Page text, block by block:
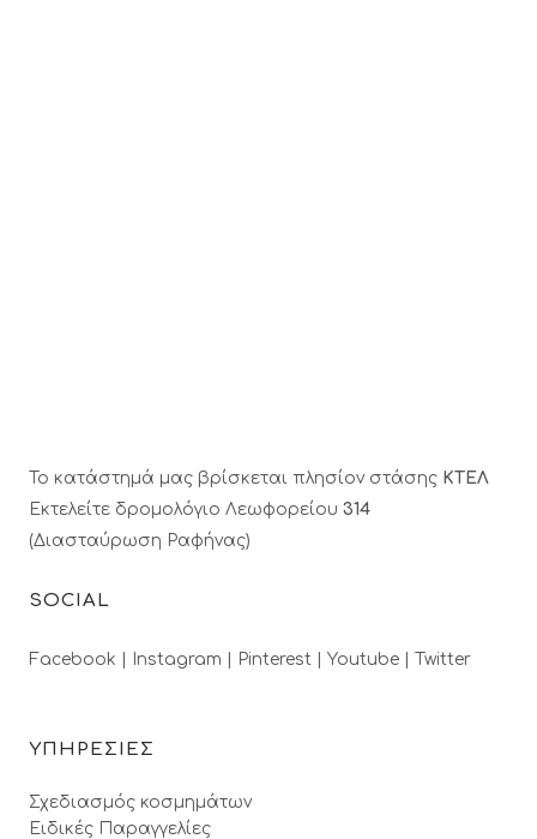
Το κατάστημά μας βρίσκεται πλησίον στάσης ΚΤΕΛ
Εκτελείτε δρομολόγιο Λεωφορείου 314
(Διασταύρωση Ραφήνας)
SOCIAL
Facebook | Instagram | Pinterest | Youtube | Twitter
ΥΠΗΡΕΣΙΕΣ
Σχεδιασμός κοσμημάτων
Ειδικές Παραγγελίες